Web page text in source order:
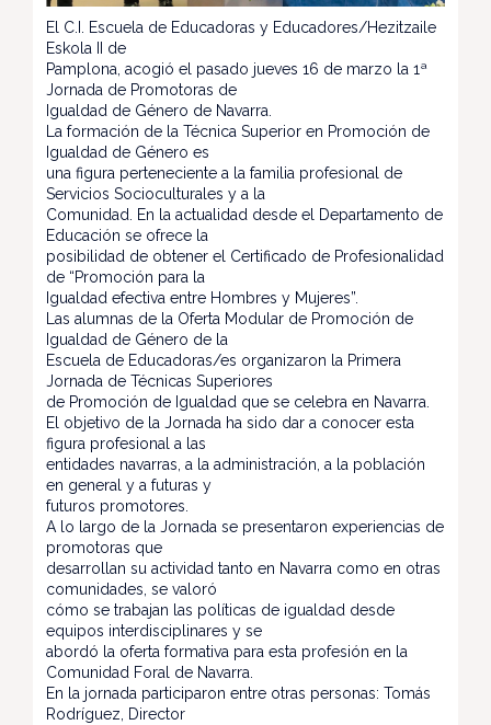
El C.I. Escuela de Educadoras y Educadores/Hezitzaile
Eskola II de
Pamplona, acogió el pasado jueves 16 de marzo la 1ª
Jornada de Promotoras de
Igualdad de Género de Navarra.
La formación de la Técnica Superior en Promoción de
Igualdad de Género es
una figura perteneciente a la familia profesional de
Servicios Socioculturales y a la
Comunidad. En la actualidad desde el Departamento de
Educación se ofrece la
posibilidad de obtener el Certificado de Profesionalidad
de “Promoción para la
Igualdad efectiva entre Hombres y Mujeres”.
Las alumnas de la Oferta Modular de Promoción de
Igualdad de Género de la
Escuela de Educadoras/es organizaron la Primera
Jornada de Técnicas Superiores
de Promoción de Igualdad que se celebra en Navarra.
El objetivo de la Jornada ha sido dar a conocer esta
figura profesional a las
entidades navarras, a la administración, a la población
en general y a futuras y
futuros promotores.
A lo largo de la Jornada se presentaron experiencias de
promotoras que
desarrollan su actividad tanto en Navarra como en otras
comunidades, se valoró
cómo se trabajan las políticas de igualdad desde
equipos interdisciplinares y se
abordó la oferta formativa para esta profesión en la
Comunidad Foral de Navarra.
En la jornada participaron entre otras personas: Tomás
Rodríguez, Director